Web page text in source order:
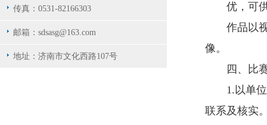
传真：0531-82166303
邮箱：sdsasg@163.com
地址：济南市文化西路107号
优，可
作品以
像。
四、比
1.以单
联系及核实